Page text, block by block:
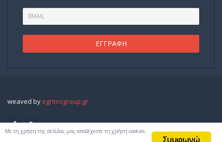
weaved by egritosgroup.gr
Συμφωνώ
Με τη χρήση της σελίδας μας αποδέχεστε τη χρήση cookies.